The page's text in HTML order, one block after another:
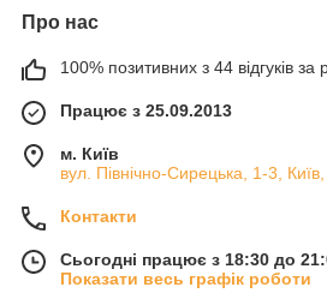
Про нас
100% позитивних з 44 відгуків за
Працює з 25.09.2013
м. Київ
вул. Північно-Сирецька, 1-3,
Контакти
Сьогодні працює з 18:30 до
Показати весь графік роботи